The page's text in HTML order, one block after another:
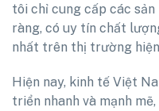
tôi chỉ cung cấp các
ràng, có uy tín chất
nhất trên thị trường hiện
Hiện nay, kinh tế Việt
triển nhanh và mạnh